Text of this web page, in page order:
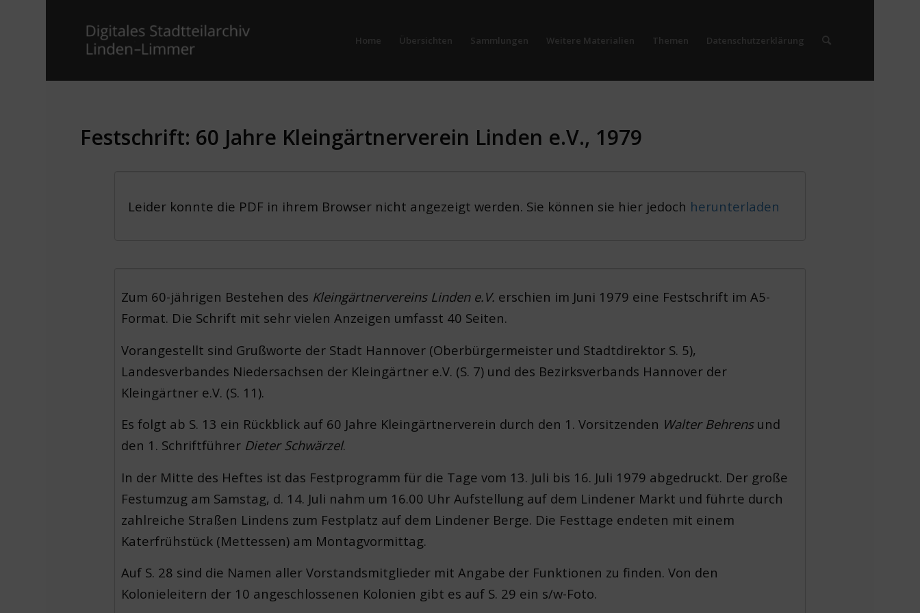
Home Übersichten Sammlungen Weitere Materialien Themen Datenschutzerklärung
Festschrift: 60 Jahre Kleingärtnerverein Linden e.V., 1979
Leider konnte die PDF in ihrem Browser nicht angezeigt werden. Sie können sie hier jedoch herunterladen
Zum 60-jährigen Bestehen des Kleingärtnervereins Linden e.V. erschien im Juni 1979 eine Festschrift im A5-
Format. Die Schrift mit sehr vielen Anzeigen umfasst 40 Seiten.
Vorangestellt sind Grußworte der Stadt Hannover (Oberbürgermeister und Stadtdirektor S. 5),
Landesverbandes Niedersachsen der Kleingärtner e.V. (S. 7) und des Bezirksverbands Hannover der
Kleingärtner e.V. (S. 11).
Es folgt ab S. 13 ein Rückblick auf 60 Jahre Kleingärtnerverein durch den 1. Vorsitzenden Walter Behrensund
den 1. Schriftführer Dieter Schwärzel.
In der Mitte des Heftes ist das Festprogramm für die Tage vom 13. Juli bis 16. Juli 1979 abgedruckt. Der große
Festumzug am Samstag, d. 14. Juli nahm um 16.00 Uhr Aufstellung auf dem Lindener Markt und führte durch
zahlreiche Straßen Lindens zum Festplatz auf dem Lindener Berge. Die Festtage endeten mit einem
Katerfrühstück (Mettessen) am Montagvormittag.
Auf S. 28 sind die Namen aller Vorstandsmitglieder mit Angabe der Funktionen zu finden. Von den
Kolonieleitern der 10 angeschlossenen Kolonien gibt es auf S. 29 ein s/w-Foto.